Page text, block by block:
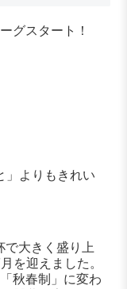
グスタート！
」よりもきれい
で大きく盛り上
を迎えました。
秋春制」に変わ